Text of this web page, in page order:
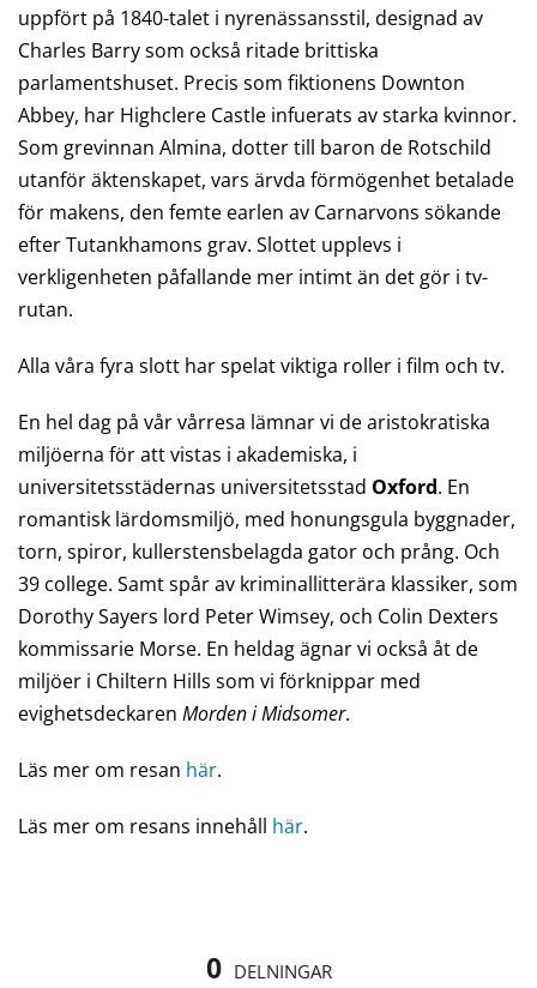
uppfört på 1840-talet i nyrenässansstil, designad av
Charles Barry som också ritade brittiska
parlamentshuset. Precis som fiktionens Downton
Abbey, har Highclere Castle infuerats av starka kvinnor.
Som grevinnan Almina, dotter till baron de Rotschild
utanför äktenskapet, vars ärvda förmögenhet betalade
för makens, den femte earlen av Carnarvons sökande
efter Tutankhamons grav. Slottet upplevs i
verkligenheten påfallande mer intimt än det gör i tv-
rutan.
Alla våra fyra slott har spelat viktiga roller i film och tv.
En hel dag på vår vårresa lämnar vi de aristokratiska
miljöerna för att vistas i akademiska, i
universitetsstädernas universitetsstad Oxford. En
romantisk lärdomsmiljö, med honungsgula byggnader,
torn, spiror, kullerstensbelagda gator och prång. Och
39 college. Samt spår av kriminallitterära klassiker, som
Dorothy Sayers lord Peter Wimsey, och Colin Dexters
kommissarie Morse. En heldag ägnar vi också åt de
miljöer i Chiltern Hills som vi förknippar med
evighetsdeckaren Morden i Midsomer.
Läs mer om resan här.
Läs mer om resans innehåll här.
0 DELNINGAR